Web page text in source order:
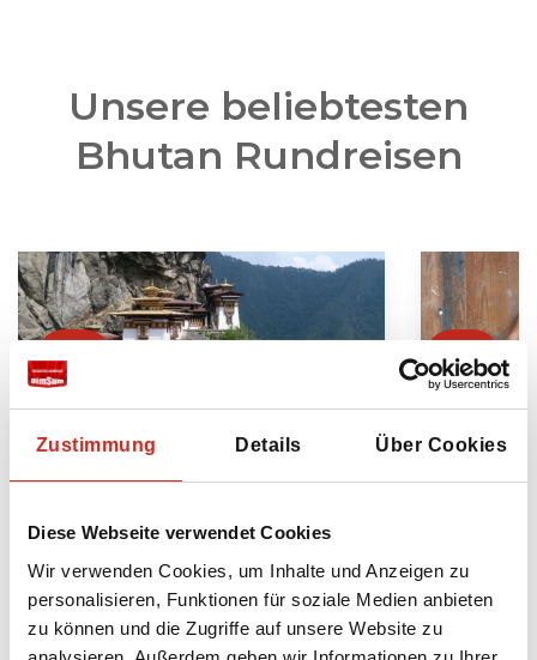
Zustimmung Details Über Cookies
Diese Webseite verwendet Cookies
Wir verwenden Cookies, um Inhalte und Anzeigen zu
personalisieren, Funktionen für soziale Medien anbieten
zu können und die Zugriffe auf unsere Website zu
Unsere beliebtesten
Bhutan Rundreisen
Quer durch Bhutan Reise
- Thimphu - Punakha - Bumthang
- Mongar - Trashigang
weniger